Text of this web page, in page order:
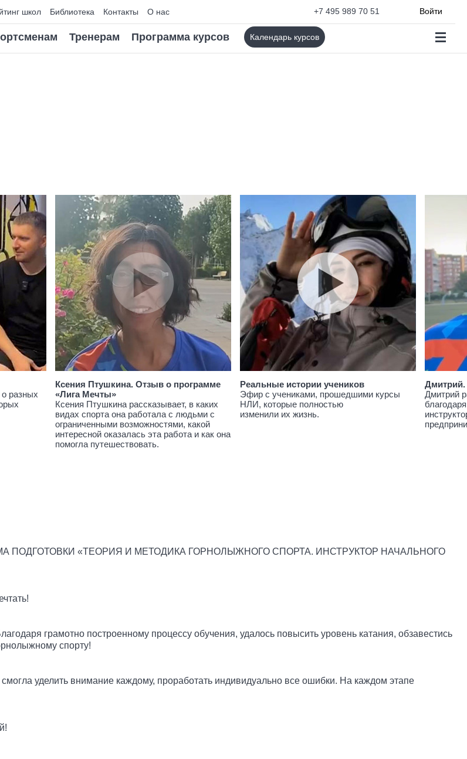
школ Библиотека Контакты О нас +7 495 989 70 51 Войти
Тренерам Программа курсов Календарь курсов
разных
Ксения Птушкина. Отзыв о программе
«Лига Мечты»
Ксения Птушкина рассказывает, в каких
видах спорта она работала с людьми с
ограниченными возможностями, какой
интересной оказалась эта работа и как она
помогла путешествовать.
Реальные истории учеников
Эфир с учениками, прошедшими курсы
НЛИ, которые полностью
изменили их жизнь.
Дмитрий.
Дмитрий
ПОДГОТОВКИ «ТЕОРИЯ И МЕТОДИКА ГОРНОЛЫЖНОГО СПОРТА. ИНСТРУКТОР НАЧАЛЬНОГО
грамотно построенному процессу обучения, удалось повысить уровень катания, обзавестись
спорту!
уделить внимание каждому, проработать индивидуально все ошибки. На каждом этапе